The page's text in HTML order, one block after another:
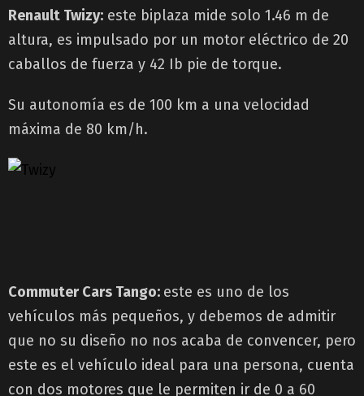
Renault Twizy: este biplaza mide solo 1.46 m de
altura, es impulsado por un motor eléctrico de 20
caballos de fuerza y 42 Ib pie de torque.
Su autonomía es de 100 km a una velocidad
máxima de 80 km/h.
Commuter Cars Tango: este es uno de los
vehículos más pequeños, y debemos de admitir
que no su diseño no nos acaba de convencer, pero
este es el vehículo ideal para una persona, cuenta
con dos motores que le permiten ir de 0 a 60